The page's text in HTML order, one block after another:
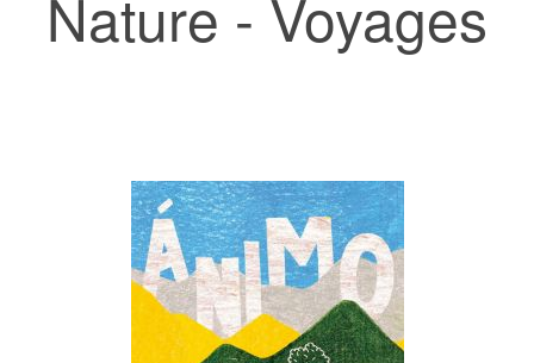
Nature - Voyages